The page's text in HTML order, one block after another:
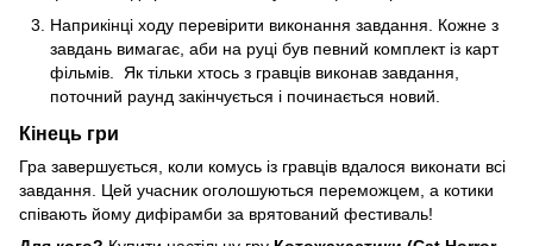
Наприкінці ходу перевірити виконання завдання. Кожне з
завдань вимагає, аби на руці був певний комплект із карт
фільмів. Як тільки хтось з гравців виконав завдання,
поточний раунд закінчується і починається новий.
Кінець гри
Гра завершується, коли комусь із гравців вдалося виконати всі
завдання. Цей учасник оголошуються переможцем, а котики
співають йому дифірамби за врятований фестиваль!